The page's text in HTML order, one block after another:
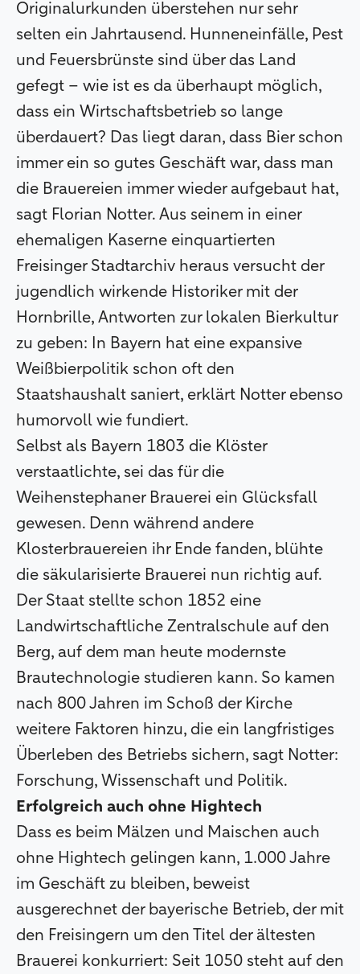
Originalurkunden überstehen nur sehr
selten ein Jahrtausend. Hunneneinfälle, Pest
und Feuersbrünste sind über das Land
gefegt – wie ist es da überhaupt möglich,
dass ein Wirtschaftsbetrieb so lange
überdauert? Das liegt daran, dass Bier schon
immer ein so gutes Geschäft war, dass man
die Brauereien immer wieder aufgebaut hat,
sagt Florian Notter. Aus seinem in einer
ehemaligen Kaserne einquartierten
Freisinger Stadtarchiv heraus versucht der
jugendlich wirkende Historiker mit der
Hornbrille, Antworten zur lokalen Bierkultur
zu geben: In Bayern hat eine expansive
Weißbierpolitik schon oft den
Staatshaushalt saniert, erklärt Notter ebenso
humorvoll wie fundiert.
Selbst als Bayern 1803 die Klöster
verstaatlichte, sei das für die
Weihenstephaner Brauerei ein Glücksfall
gewesen. Denn während andere
Klosterbrauereien ihr Ende fanden, blühte
die säkularisierte Brauerei nun richtig auf.
Der Staat stellte schon 1852 eine
Landwirtschaftliche Zentralschule auf den
Berg, auf dem man heute modernste
Brautechnologie studieren kann. So kamen
nach 800 Jahren im Schoß der Kirche
weitere Faktoren hinzu, die ein langfristiges
Überleben des Betriebs sichern, sagt Notter:
Forschung, Wissenschaft und Politik.
Erfolgreich auch ohne Hightech
Dass es beim Mälzen und Maischen auch
ohne Hightech gelingen kann, 1.000 Jahre
im Geschäft zu bleiben, beweist
ausgerechnet der bayerische Betrieb, der mit
den Freisingern um den Titel der ältesten
Brauerei konkurriert: Seit 1050 steht auf den